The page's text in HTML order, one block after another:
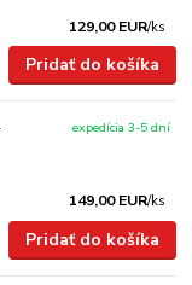
129,00 EUR/ks
Pridať do košíka
149,00 EUR/ks
expedícia 3-5 dní
Pridať do košíka